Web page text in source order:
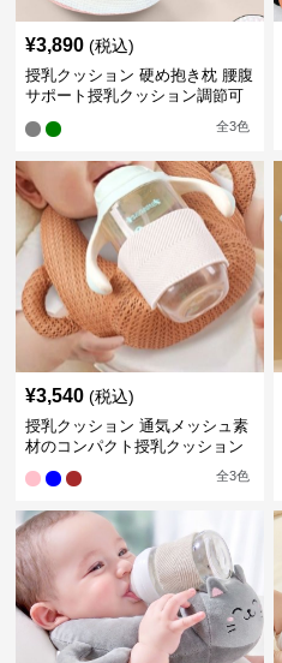
¥3,890 (税込)
授乳クッション 硬め抱き枕 腰腹
サポート授乳クッション調節可
全3色
¥3,540 (税込)
授乳クッション 通気メッシュ素
材のコンパクト授乳クッション
全3色